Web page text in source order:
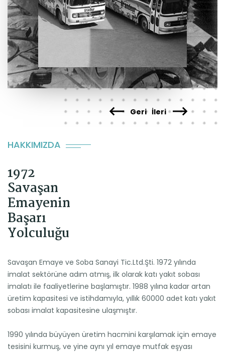
Geri İleri
HAKKIMIZDA
1972
Savaşan
Emayenin
Başarı
Yolculuğu
Savaşan Emaye ve Soba Sanayi Tic.Ltd.Şti. 1972 yılında
imalat sektörüne adım atmış, ilk olarak katı yakıt sobası
imalatı ile faaliyetlerine başlamıştır. 1988 yılına kadar artan
üretim kapasitesi ve istihdamıyla, yıllık 60000 adet katı yakıt
sobası imalat kapasitesine ulaşmıştır.
1990 yılında büyüyen üretim hacmini karşılamak için emaye
tesisini kurmuş, ve yine aynı yıl emaye mutfak eşyası